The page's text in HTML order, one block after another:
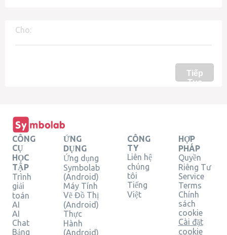
Cho:
Tiếp
Tục
CÔNG
CỤ
HỌC
TẬP
Trình
giải
toán
AI
AI
Chat
Bảng
ỨNG
DỤNG
Ứng dụng
Symbolab
(Android)
Máy Tính
Vẽ Đồ Thị
(Android)
Thực
Hành
(Android)
CÔNG
TY
Liên hệ
chúng
tôi
Tiếng
Việt
HỢP
PHÁP
Quyền
Riêng Tư
Service
Terms
Chính
sách
cookie
Cài đặt
cookie